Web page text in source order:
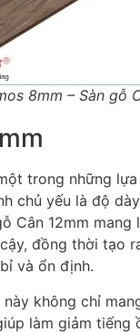
8mm – Sàn gỗ
trong những
chủ yếu là độ
Cân 12mm mang
đồng thời tạo
và ổn định.
không chỉ
làm giảm tiếng